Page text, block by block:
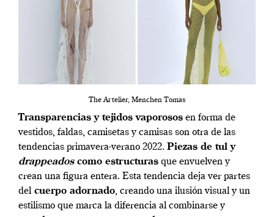
The Artelier, Menchen Tomas
Transparencias y tejidos vaporosos en forma de
vestidos, faldas, camisetas y camisas son otra de las
tendencias primavera-verano 2022. Piezas de tul y
drappeadoscomo estructuras que envuelven y
crean una figura entera. Esta tendencia deja ver partes
del cuerpo adornado, creando una ilusión visual y un
estilismo que marca la diferencia al combinarse y